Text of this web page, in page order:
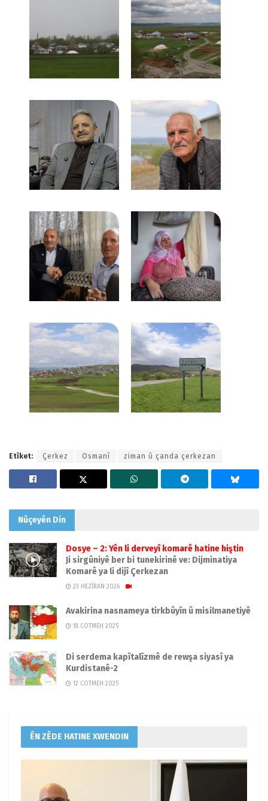
Etîket: Çerkez Osmanî ziman û çanda çerkezan
Nûçeyên Din
Dosye – 2: Yên li derveyî komarê hatine hiştin
Ji sirgûniyê ber bi tunekirinê ve: Dijminatiya
Komarê ya li dijî Çerkezan
23 HEZÎRAN 2026
Avakirina nasnameya tirkbûyîn û misilmanetiyê
18 COTMEH 2025
Di serdema kapîtalîzmê de rewşa siyasî ya
Kurdistanê-2
12 COTMEH 2025
ÊN ZÊDE HATINE XWENDIN